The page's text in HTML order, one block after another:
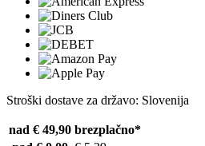
Stroški dostave za državo: Slovenija
nad € 49,90 brezplačno*